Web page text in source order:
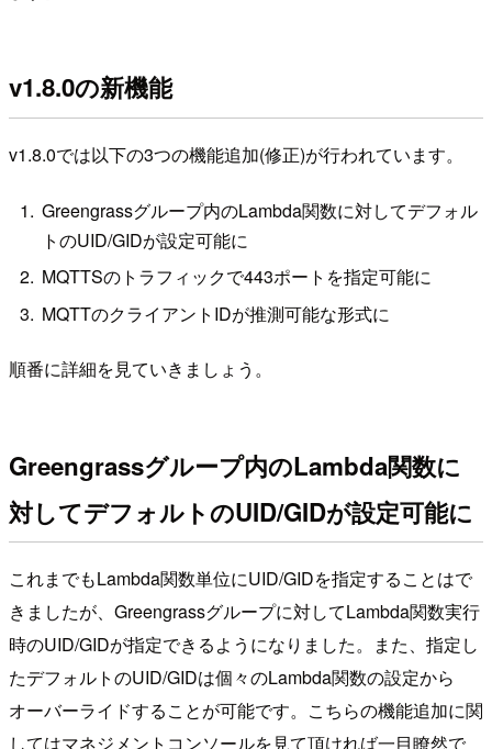
v1.8.0の新機能
v1.8.0では以下の3つの機能追加(修正)が行われています。
Greengrassグループ内のLambda関数に対してデフォル
トのUID/GIDが設定可能に
MQTTSのトラフィックで443ポートを指定可能に
MQTTのクライアントIDが推測可能な形式に
順番に詳細を見ていきましょう。
Greengrassグループ内のLambda関数に
対してデフォルトのUID/GIDが設定可能に
これまでもLambda関数単位にUID/GIDを指定することはで
きましたが、Greengrassグループに対してLambda関数実行
時のUID/GIDが指定できるようになりました。また、指定し
たデフォルトのUID/GIDは個々のLambda関数の設定から
オーバーライドすることが可能です。こちらの機能追加に関
してはマネジメントコンソールを見て頂ければ一目瞭然で